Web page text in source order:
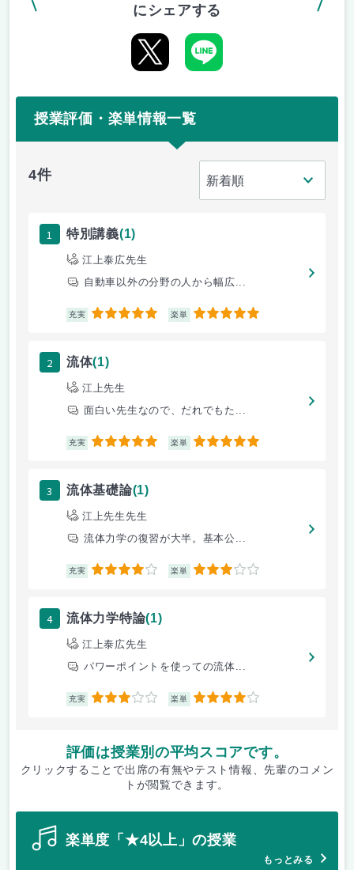
にシェアする
授業評価・楽単情報一覧
4件
1 特別講義(1)
江上泰広先生
自動車以外の分野の人から幅広...
充実 5 楽単 5
2 流体(1)
江上先生
面白い先生なので、だれでもた...
充実 5 楽単 5
3 流体基礎論(1)
江上先生先生
流体力学の復習が大半。基本公...
充実 4 楽単 3
4 流体力学特論(1)
江上泰広先生
パワーポイントを使っての流体...
充実 3 楽単 4
評価は授業別の平均スコアです。
クリックすることで出席の有無やテスト情報、先輩のコメン
トが閲覧できます。
楽単度「★4以上」の授業
もっとみる